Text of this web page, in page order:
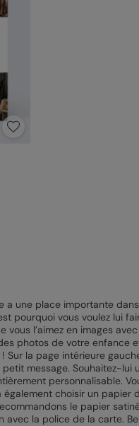
a une place importante
pourquoi vous voulez lui
vous l’aimez en images
photos de votre enfance
! Sur la page intérieure
petit message. Souhaitez-
personnalisable.
également choisir un papier
le papier
avec la police de la carte.